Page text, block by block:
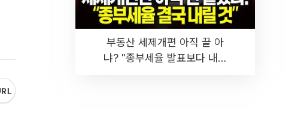
부동산 세제개편 아직 끝 아
냐? "종부세율 발표보다 내릴